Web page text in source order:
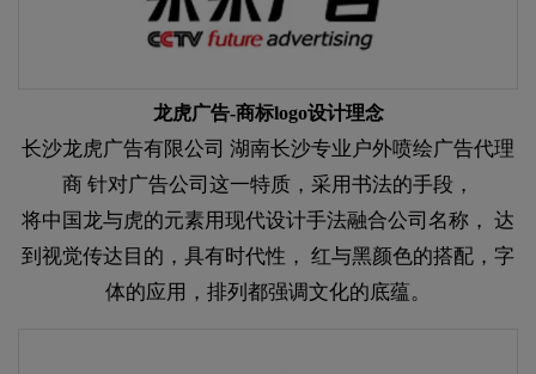
龙虎广告-商标logo设计理念
长沙龙虎广告有限公司 湖南长沙专业户外喷绘广告代理
商 针对广告公司这一特质，采用书法的手段，
将中国龙与虎的元素用现代设计手法融合公司名称， 达
到视觉传达目的，具有时代性， 红与黑颜色的搭配，字
体的应用，排列都强调文化的底蕴。